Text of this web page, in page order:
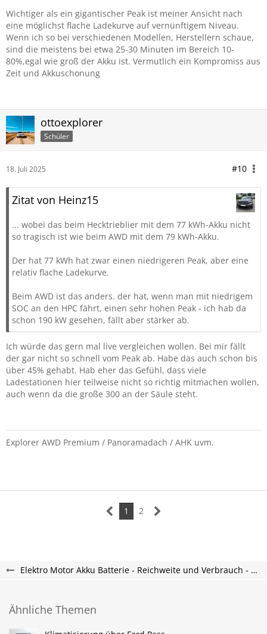
Wichtiger als ein gigantischer Peak ist meiner Ansicht nach
eine möglichst flache Ladekurve auf vernünftigem Niveau.
Wenn ich so bei verschiedenen Modellen, Herstellern schaue,
sind die meistens bei etwa 25-30 Minuten im Bereich 10-
80%,egal wie groß der Akku ist. Vermutlich ein Kompromiss aus
Zeit und Akkuschonung
ottoexplorer
Schüler
18. Juli 2025 #10
Zitat von Heinz15
... wobei das beim Hecktrieblier mit dem 77 kWh-Akku nicht
so tragisch ist wie beim AWD mit dem 79 kWh-Akku.
Der hat 77 kWh hat zwar einen niedrigeren Peak, aber eine
relativ flache Ladekurve.
Beim AWD ist das anders. der hat, wenn man mit niedrigem
SOC an den HPC fährt, einen sehr hohen Peak - ich hab da
schon 190 kW gesehen, fällt aber stärker ab.
Ich würde das gern mal live vergleichen wollen. Bei mir fällt
der gar nicht so schnell vom Peak ab. Habe das auch schon bis
über 45% gehabt. Hab eher das Gefühl, dass viele
Ladestationen hier teilweise nicht so richtig mitmachen wollen,
auch wenn da die große 300 an der Säule steht.
Explorer AWD Premium / Panoramadach / AHK uvm.
1 2
Elektro Motor Akku Batterie - Reichweite und Verbrauch - Explorer Electric Forum
Ähnliche Themen